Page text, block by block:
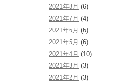
2021年8月 (6)
2021年7月 (4)
2021年6月 (6)
2021年5月 (6)
2021年4月 (10)
2021年3月 (3)
2021年2月 (3)